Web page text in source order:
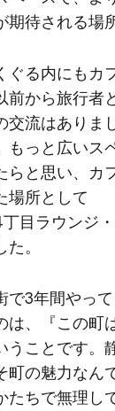
期待される​場
ぐる​内にも​カ
前から​旅行者
交流は​ありま
もっと​広い​ス
らと​思い、​カ
場所と​して​
丁目ラウンジ
。
で​3年間やって​
は、​『この​町
う​ことです。​
町の​魅力なん
たちで​無理し